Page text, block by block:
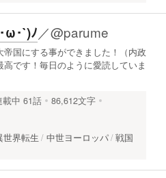
ω･`)ﾉ／@parume
国にする事ができました！（内政
です！毎日のように愛読していま
載中 61話
86,612文字
世界転生 中世ヨーロッパ 戦国